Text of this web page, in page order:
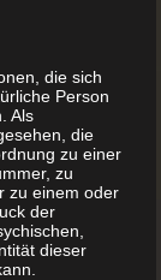
die sich
Person
Als
die
zu einer
zu
zu einem oder
der
dieser